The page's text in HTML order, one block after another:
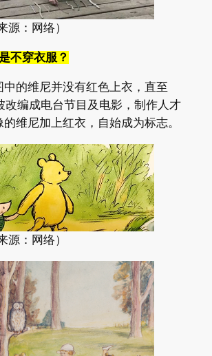
源：网络）
不穿衣服？
中的维尼并没有红色上衣，直至
改编成电台节目及电影，制作人才
维尼加上红衣，自始成为标志。
源：网络）